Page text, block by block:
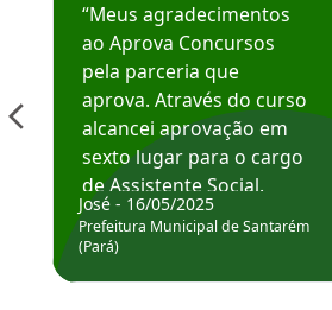
“Meus agradecimentos
ao Aprova Concursos
pela parceria que
aprova. Através do curso
alcancei aprovação em
sexto lugar para o cargo
de Assistente Social.
Hoje estou atuando na
Prefeitura de Santarém.
José - 16/05/2025
Prefeitura Municipal de Santarém
(Pará)